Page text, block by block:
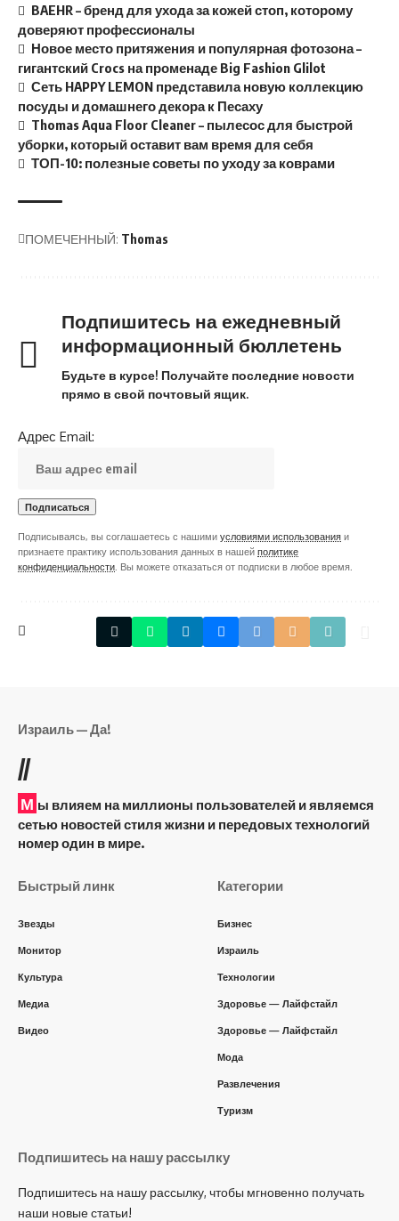
BAEHR – бренд для ухода за кожей стоп, которому
доверяют профессионалы
Новое место притяжения и популярная фотозона –
гигантский Crocs на променаде Big Fashion Glilot
Сеть HAPPY LEMON представила новую коллекцию
посуды и домашнего декора к Песаху
Thomas Aqua Floor Cleaner – пылесос для быстрой
уборки, который оставит вам время для себя
ТОП-10: полезные советы по уходу за коврами
ПОМЕЧЕННЫЙ: Thomas
Подпишитесь на ежедневный
информационный бюллетень
Будьте в курсе! Получайте последние новости
прямо в свой почтовый ящик.
Адрес Email:
Подписываясь, вы соглашаетесь с нашими условиями использования и
признаете практику использования данных в нашей политике
конфиденциальности . Вы можете отказаться от подписки в любое время.
Израиль — Да!
//
М ы влияем на миллионы пользователей и являемся
сетью новостей стиля жизни и передовых технологий
номер один в мире.
Быстрый линк
Звезды
Монитор
Культура
Медиа
Видео
Категории
Бизнес
Израиль
Технологии
Здоровье — Лайфстайл
Здоровье — Лайфстайл
Мода
Развлечения
Туризм
Подпишитесь на нашу рассылку
Подпишитесь на нашу рассылку, чтобы мгновенно получать
наши новые статьи!